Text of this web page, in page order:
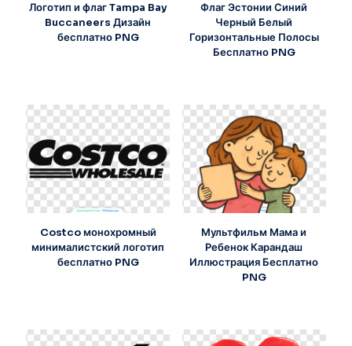
Логотип и флаг Tampa Bay
Buccaneers Дизайн
бесплатно PNG
Флаг Эстонии Синий
Черный Белый
Горизонтальные Полосы
Бесплатно PNG
Costco монохромный
минималистский логотип
бесплатно PNG
Мультфильм Мама и
Ребенок Карандаш
Иллюстрация Бесплатно
PNG